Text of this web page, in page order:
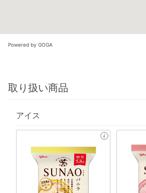
Powered by GOGA
取り扱い商品
アイス